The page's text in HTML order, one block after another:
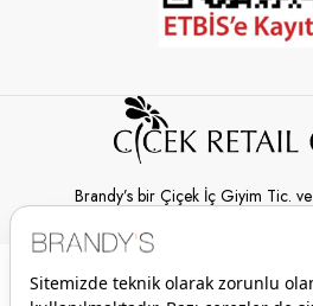
Brandy’s bir Çiçek İç Giyim Tic. ve
© 2026 Brandy’s | Her